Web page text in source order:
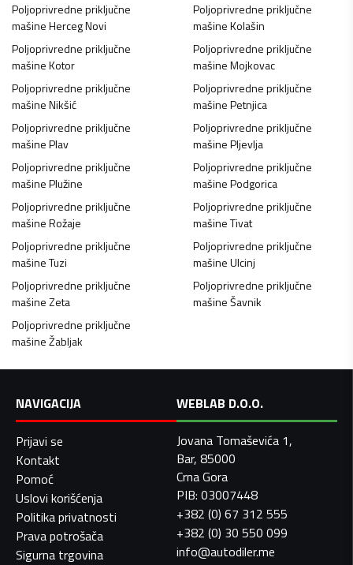
Poljoprivredne priključne
mašineHerceg Novi
Poljoprivredne priključne
mašineKolašin
Poljoprivredne priključne
mašineKotor
Poljoprivredne priključne
mašineMojkovac
Poljoprivredne priključne
mašineNikšić
Poljoprivredne priključne
mašinePetnjica
Poljoprivredne priključne
mašinePlav
Poljoprivredne priključne
mašinePljevlja
Poljoprivredne priključne
mašinePlužine
Poljoprivredne priključne
mašinePodgorica
Poljoprivredne priključne
mašineRožaje
Poljoprivredne priključne
mašineTivat
Poljoprivredne priključne
mašineTuzi
Poljoprivredne priključne
mašineUlcinj
Poljoprivredne priključne
mašineZeta
Poljoprivredne priključne
mašineŠavnik
Poljoprivredne priključne
mašineŽabljak
NAVIGACIJA
Prijavi se
Kontakt
Pomoć
Uslovi korišćenja
Politika privatnosti
Prava potrošača
Sigurna trgovina
WEBLAB D.O.O.
Jovana Tomaševića 1,
Bar, 85000
Crna Gora
PIB: 03007448
+382 (0) 67 312 555
+382 (0) 30 550 099
info@autodiler.me